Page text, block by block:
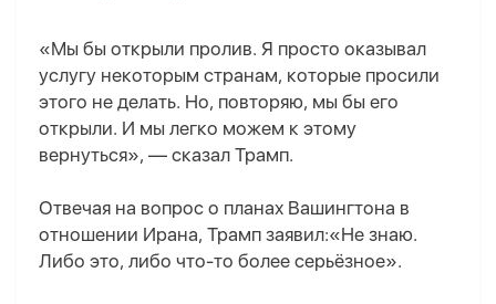
«Мы бы открыли пролив. Я просто оказывал
услугу некоторым странам, которые просили
этого не делать. Но, повторяю, мы бы его
открыли. И мы легко можем к этому
вернуться», — сказал Трамп.
Отвечая на вопрос о планах Вашингтона в
отношении Ирана, Трамп заявил:«Не знаю.
Либо это, либо что-то более серьёзное».